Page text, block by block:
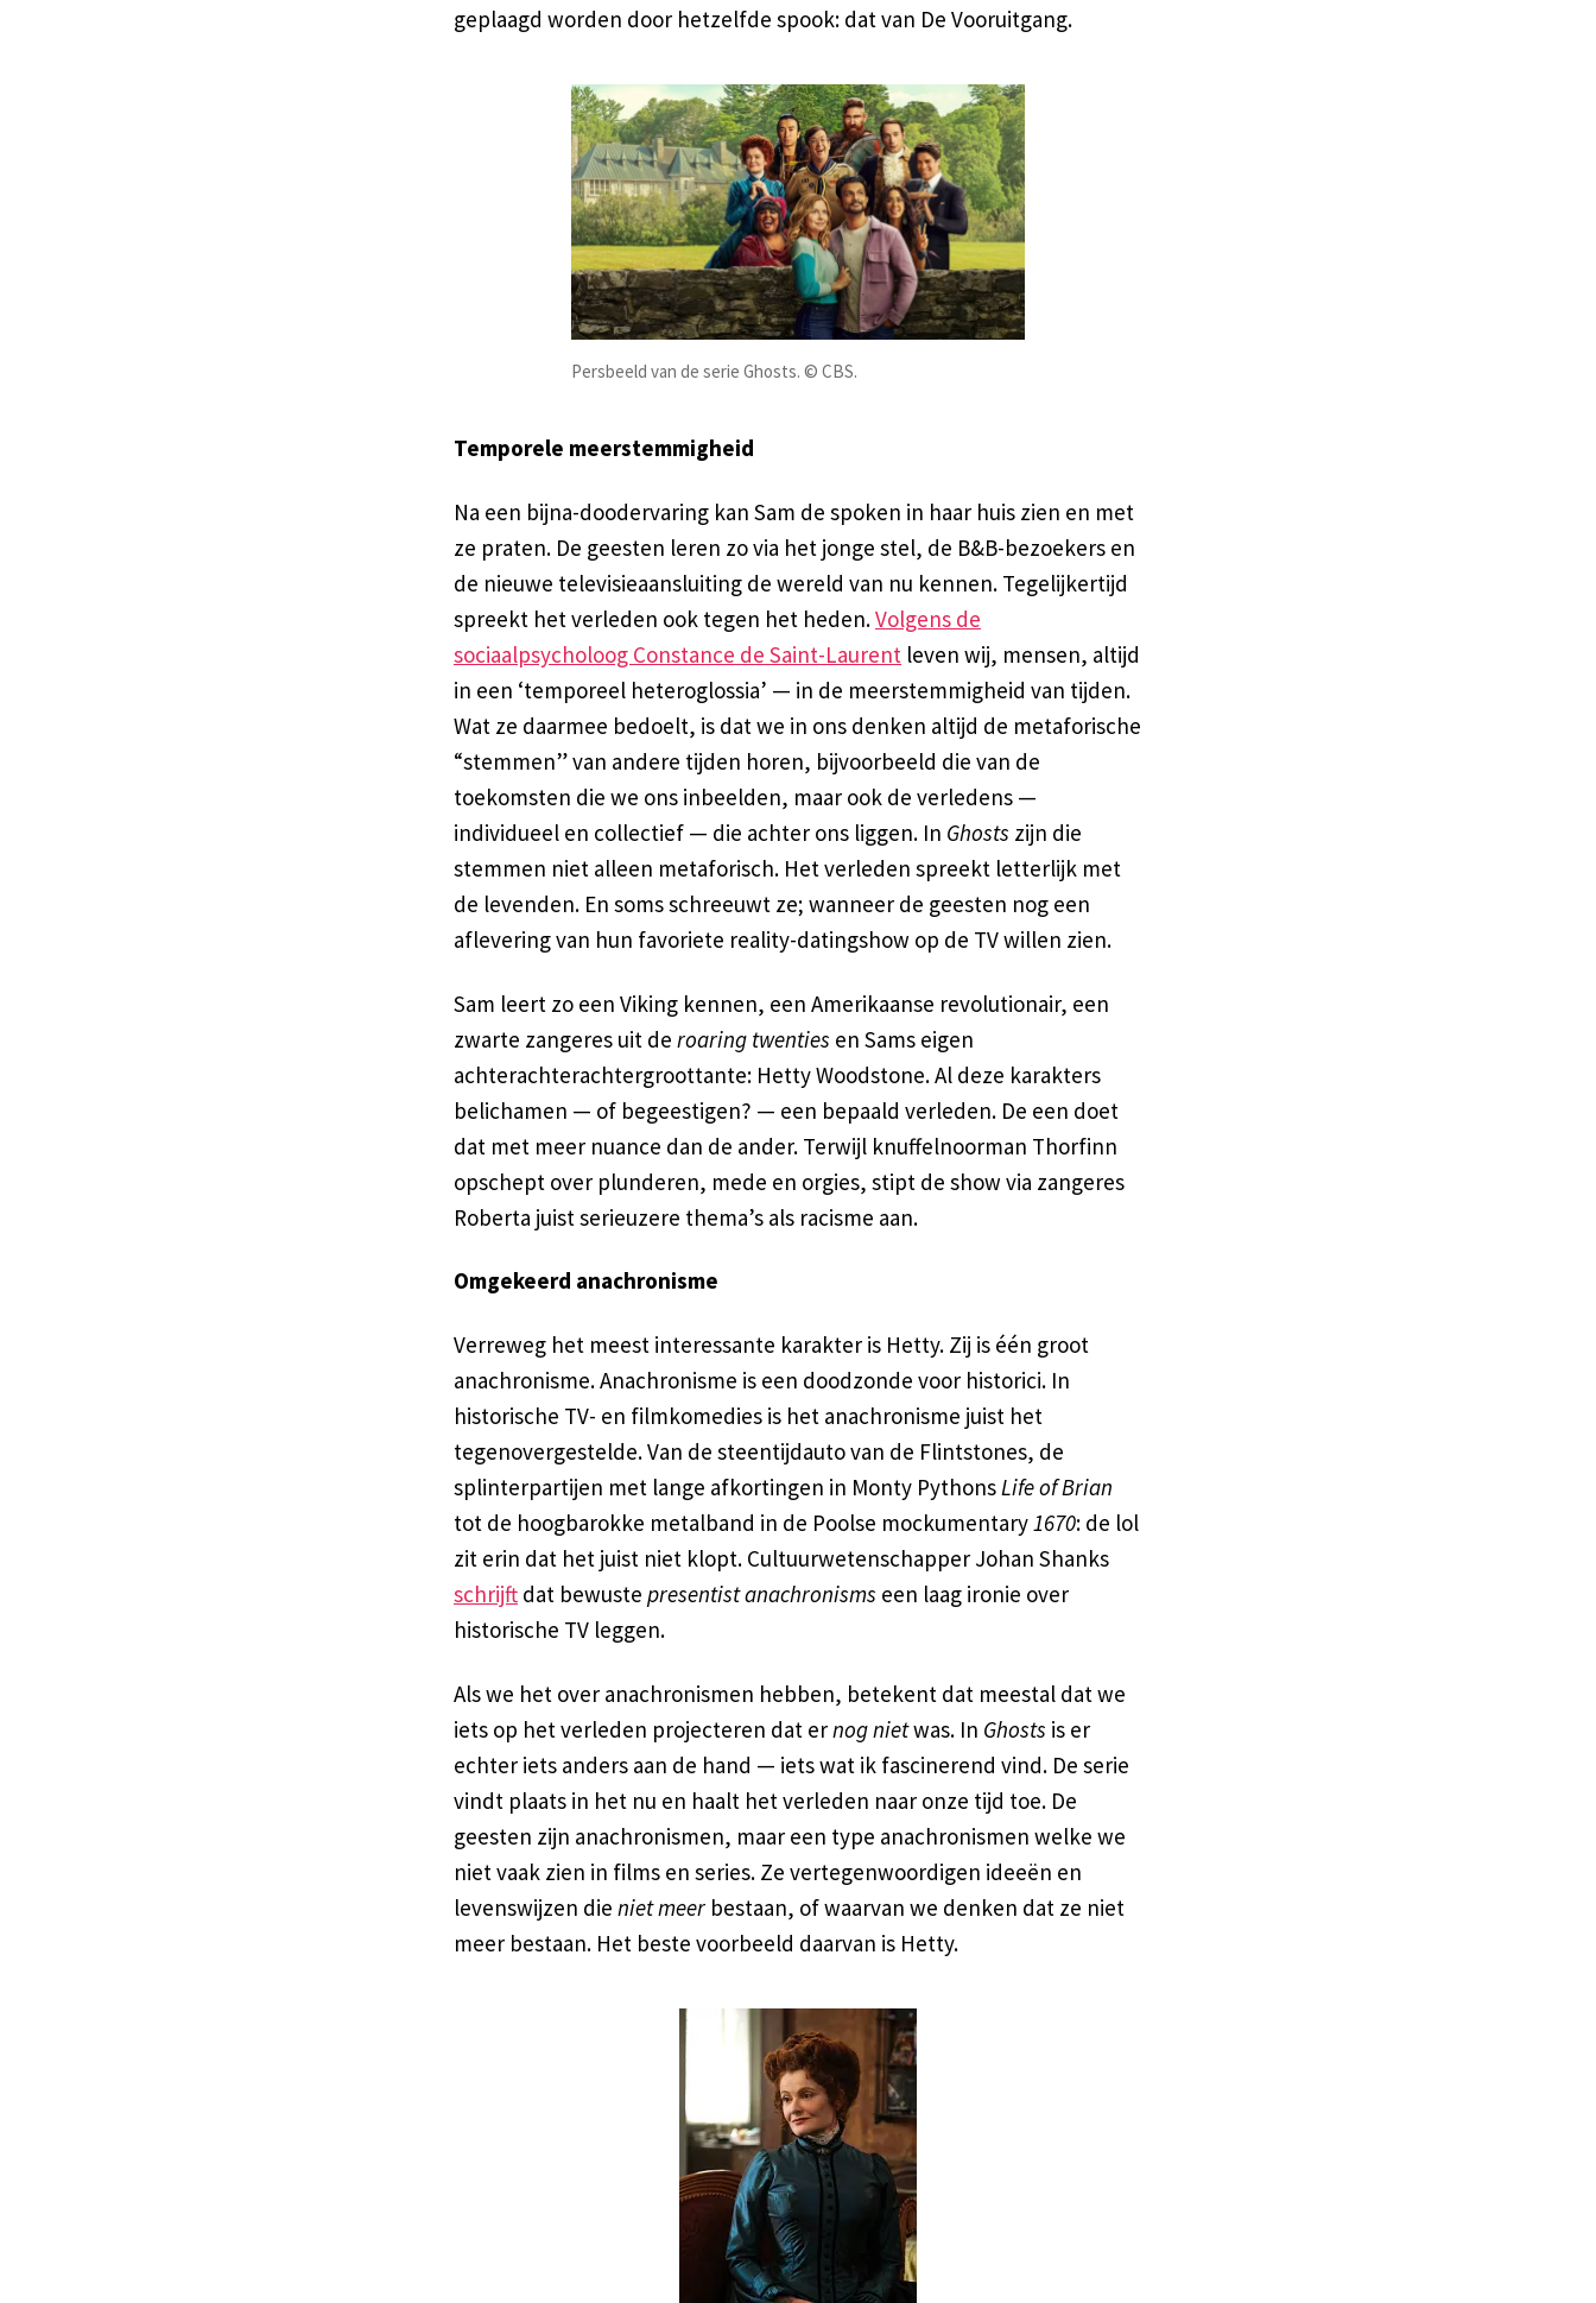
geplaagd worden door hetzelfde spook: dat van De Vooruitgang.
Persbeeld van de serie Ghosts. © CBS.
Temporele meerstemmigheid
Na een bijna-doodervaring kan Sam de spoken in haar huis zien en met
ze praten. De geesten leren zo via het jonge stel, de B&B-bezoekers en
de nieuwe televisieaansluiting de wereld van nu kennen. Tegelijkertijd
spreekt het verleden ook tegen het heden.Volgens de
sociaalpsycholoog Constance de Saint-Laurent leven wij, mensen, altijd
in een ‘temporeel heteroglossia’ — in de meerstemmigheid van tijden.
Wat ze daarmee bedoelt, is dat we in ons denken altijd de metaforische
“stemmen” van andere tijden horen, bijvoorbeeld die van de
toekomsten die we ons inbeelden, maar ook de verledens —
individueel en collectief — die achter ons liggen. In Ghosts zijn die
stemmen niet alleen metaforisch. Het verleden spreekt letterlijk met
de levenden. En soms schreeuwt ze; wanneer de geesten nog een
aflevering van hun favoriete reality-datingshow op de TV willen zien.
Sam leert zo een Viking kennen, een Amerikaanse revolutionair, een
zwarte zangeres uit de roaring twenties en Sams eigen
achterachterachtergroottante: Hetty Woodstone. Al deze karakters
belichamen — of begeestigen? — een bepaald verleden. De een doet
dat met meer nuance dan de ander. Terwijl knuffelnoorman Thorfinn
opschept over plunderen, mede en orgies, stipt de show via zangeres
Roberta juist serieuzere thema’s als racisme aan.
Omgekeerd anachronisme
Verreweg het meest interessante karakter is Hetty. Zij is één groot
anachronisme. Anachronisme is een doodzonde voor historici. In
historische TV- en filmkomedies is het anachronisme juist het
tegenovergestelde. Van de steentijdauto van de Flintstones, de
splinterpartijen met lange afkortingen in Monty PythonsLife of Brian
tot de hoogbarokke metalband in de Poolse mockumentary1670: de lol
zit erin dat het juist niet klopt. Cultuurwetenschapper Johan Shanks
schrijft dat bewuste presentist anachronisms een laag ironie over
historische TV leggen.
Als we het over anachronismen hebben, betekent dat meestal dat we
iets op het verleden projecteren dat ernog nietwas. In Ghosts is er
echter iets anders aan de hand — iets wat ik fascinerend vind. De serie
vindt plaats in het nu en haalt het verleden naar onze tijd toe. De
geesten zijn anachronismen, maar een type anachronismen welke we
niet vaak zien in films en series. Ze vertegenwoordigen ideeën en
levenswijzen die niet meer bestaan, of waarvan we denken dat ze niet
meer bestaan. Het beste voorbeeld daarvan is Hetty.